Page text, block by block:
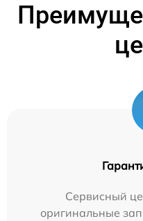
Сервисный
оригинальные